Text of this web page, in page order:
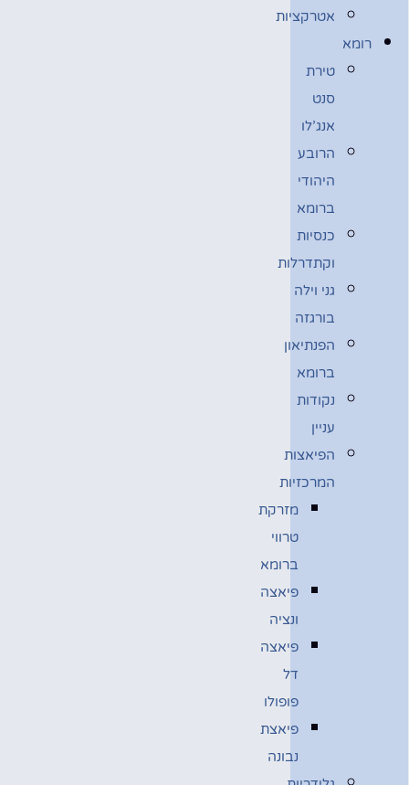
אטרקציות
רומא
טירת
סנט
אנג’לו
הרובע
היהודי
ברומא
כנסיות
וקתדרלות
גני וילה
בורגזה
הפנתיאון
ברומא
נקודות
עניין
הפיאצות
המרכזיות
מזרקת
טרווי
ברומא
פיאצה
ונציה
פיאצה
דל
פופולו
פיאצת
נבונה